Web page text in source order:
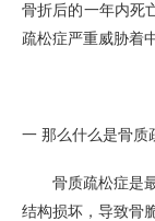
骨折后的一年内死
疏松症严重威胁着
一 那么什么是骨质
骨质疏松症是
结构损坏，导致骨